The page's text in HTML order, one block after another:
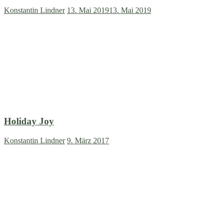
Konstantin Lindner 13. Mai 201913. Mai 2019
Holiday Joy
Konstantin Lindner 9. März 2017